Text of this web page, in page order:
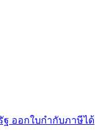
ออกใบกำกับภาษีได้